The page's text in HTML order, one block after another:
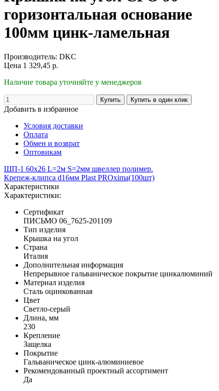
горизонтальная основание
100мм цинк-ламельная
Производитель: DKC
Цена 1 329,45 р.
Наличие товара уточняйте у менеджеров
Добавить в избранное
Условия доставки
Оплата
Обмен и возврат
Оптовикам
ШП-1 60х26 L=2м S=2мм швеллер полимер.
Крепеж-клипса d16мм Plast PROxima(100шт)
Характеристики
Характеристики:
Сертификат
ПИСЬМО 06_7625-201109
Тип изделия
Крышка на угол
Страна
Италия
Дополнительная информация
Непрерывное гальваническое покрытие цинкалюминий
Материал изделия
Сталь оцинкованная
Цвет
Светло-серый
Длина, мм
230
Крепление
Защелка
Покрытие
Гальваническое цинк-алюминиевое
Рекомендованный проектный ассортимент
Да